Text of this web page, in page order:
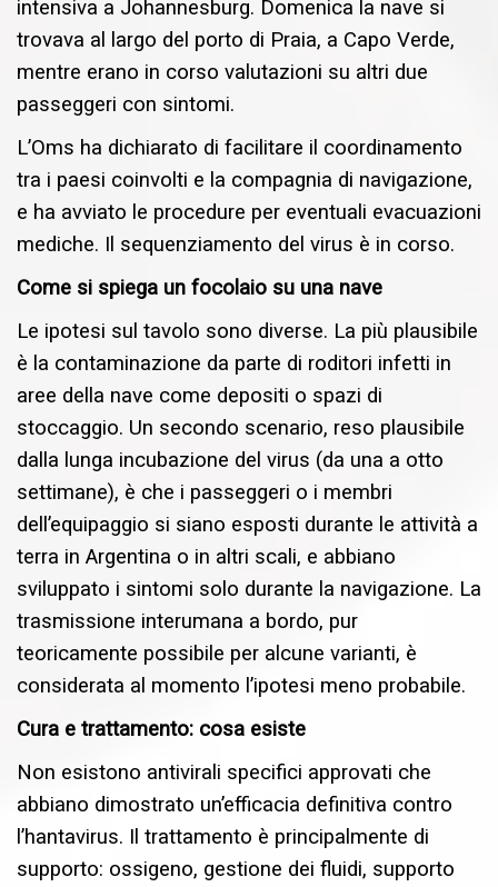
intensiva a Johannesburg. Domenica la nave si
trovava al largo del porto di Praia, a Capo Verde,
mentre erano in corso valutazioni su altri due
passeggeri con sintomi.
L’Oms ha dichiarato di facilitare il coordinamento
tra i paesi coinvolti e la compagnia di navigazione,
e ha avviato le procedure per eventuali evacuazioni
mediche. Il sequenziamento del virus è in corso.
Come si spiega un focolaio su una nave
Le ipotesi sul tavolo sono diverse. La più plausibile
è la contaminazione da parte di roditori infetti in
aree della nave come depositi o spazi di
stoccaggio. Un secondo scenario, reso plausibile
dalla lunga incubazione del virus (da una a otto
settimane), è che i passeggeri o i membri
dell’equipaggio si siano esposti durante le attività a
terra in Argentina o in altri scali, e abbiano
sviluppato i sintomi solo durante la navigazione. La
trasmissione interumana a bordo, pur
teoricamente possibile per alcune varianti, è
considerata al momento l’ipotesi meno probabile.
Cura e trattamento: cosa esiste
Non esistono antivirali specifici approvati che
abbiano dimostrato un’efficacia definitiva contro
l’hantavirus. Il trattamento è principalmente di
supporto: ossigeno, gestione dei fluidi, supporto